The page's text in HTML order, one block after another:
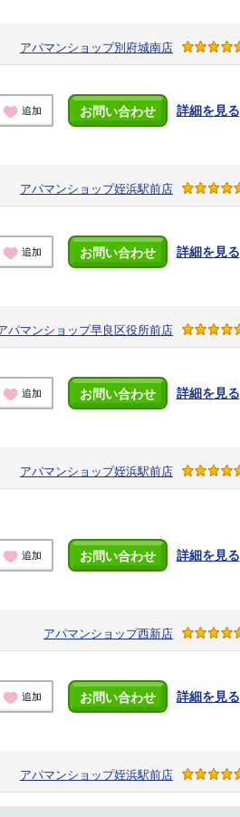
アパマンショップ別府城南店
追加 お問い合わせ 詳細を見る
アパマンショップ姪浜駅前店
追加 お問い合わせ 詳細を見る
パマンショップ早良区役所前店
追加 お問い合わせ 詳細を見る
アパマンショップ姪浜駅前店
追加 お問い合わせ 詳細を見る
アパマンショップ西新店
追加 お問い合わせ 詳細を見る
アパマンショップ姪浜駅前店